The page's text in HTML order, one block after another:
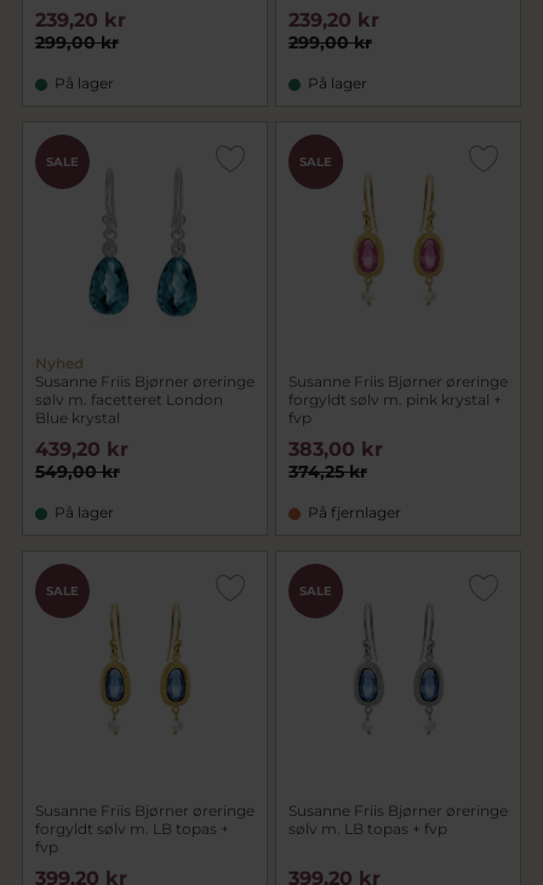
299,00 kr
239,20 kr
På lager
299,00 kr
239,20 kr
På lager
SALE
Nyhed
Susanne Friis Bjørner øreringe
sølv m. facetteret London
Blue krystal
549,00 kr
439,20 kr
På lager
PRIS
SALE
Susanne Friis Bjørner øreringe
forgyldt sølv m. pink krystal +
fvp
374,25 kr
383,00 kr
På fjernlager
SALE
Susanne Friis Bjørner øreringe
forgyldt sølv m. LB topas +
fvp
399,20 kr
SALE
Susanne Friis Bjørner øreringe
sølv m. LB topas + fvp
399,20 kr